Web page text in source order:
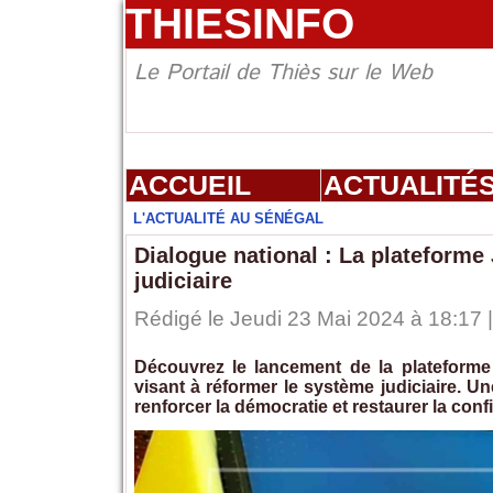
THIESINFO
Le Portail de Thiès sur le Web
ACCUEIL
L'ACTUALITÉ AU SÉNÉGAL
Dialogue national : La
judiciaire
Rédigé le Jeudi 23 Mai 2024 à
Découvrez le lancement de la
visant à réformer le système judiciaire.
renforcer la démocratie et restaurer la